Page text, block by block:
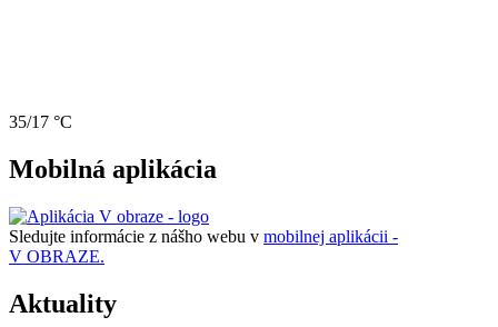
35/17 °C
Mobilná aplikácia
Sledujte informácie z nášho webu v mobilnej aplikácii -
V OBRAZE.
Aktuality